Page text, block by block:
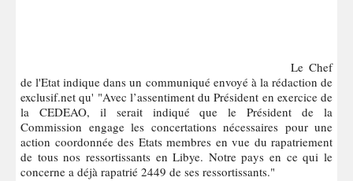
Le Chef
de l'Etat indique dans un communiqué envoyé à la rédaction de
exclusif.net qu' "Avec l’assentiment du Président en exercice de
la CEDEAO, il serait indiqué que le Président de la
Commission engage les concertations nécessaires pour une
action coordonnée des Etats membres en vue du rapatriement
de tous nos ressortissants en Libye. Notre pays en ce qui le
concerne a déjà rapatrié 2449 de ses ressortissants."